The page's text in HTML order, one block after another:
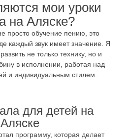
мои уроки
на Аляске?
просто обучение пению, это
каждый звук имеет значение. Я
не только технику, но и
в исполнении, работая над
и индивидуальным стилем.
для детей на
Аляске
программу, которая делает